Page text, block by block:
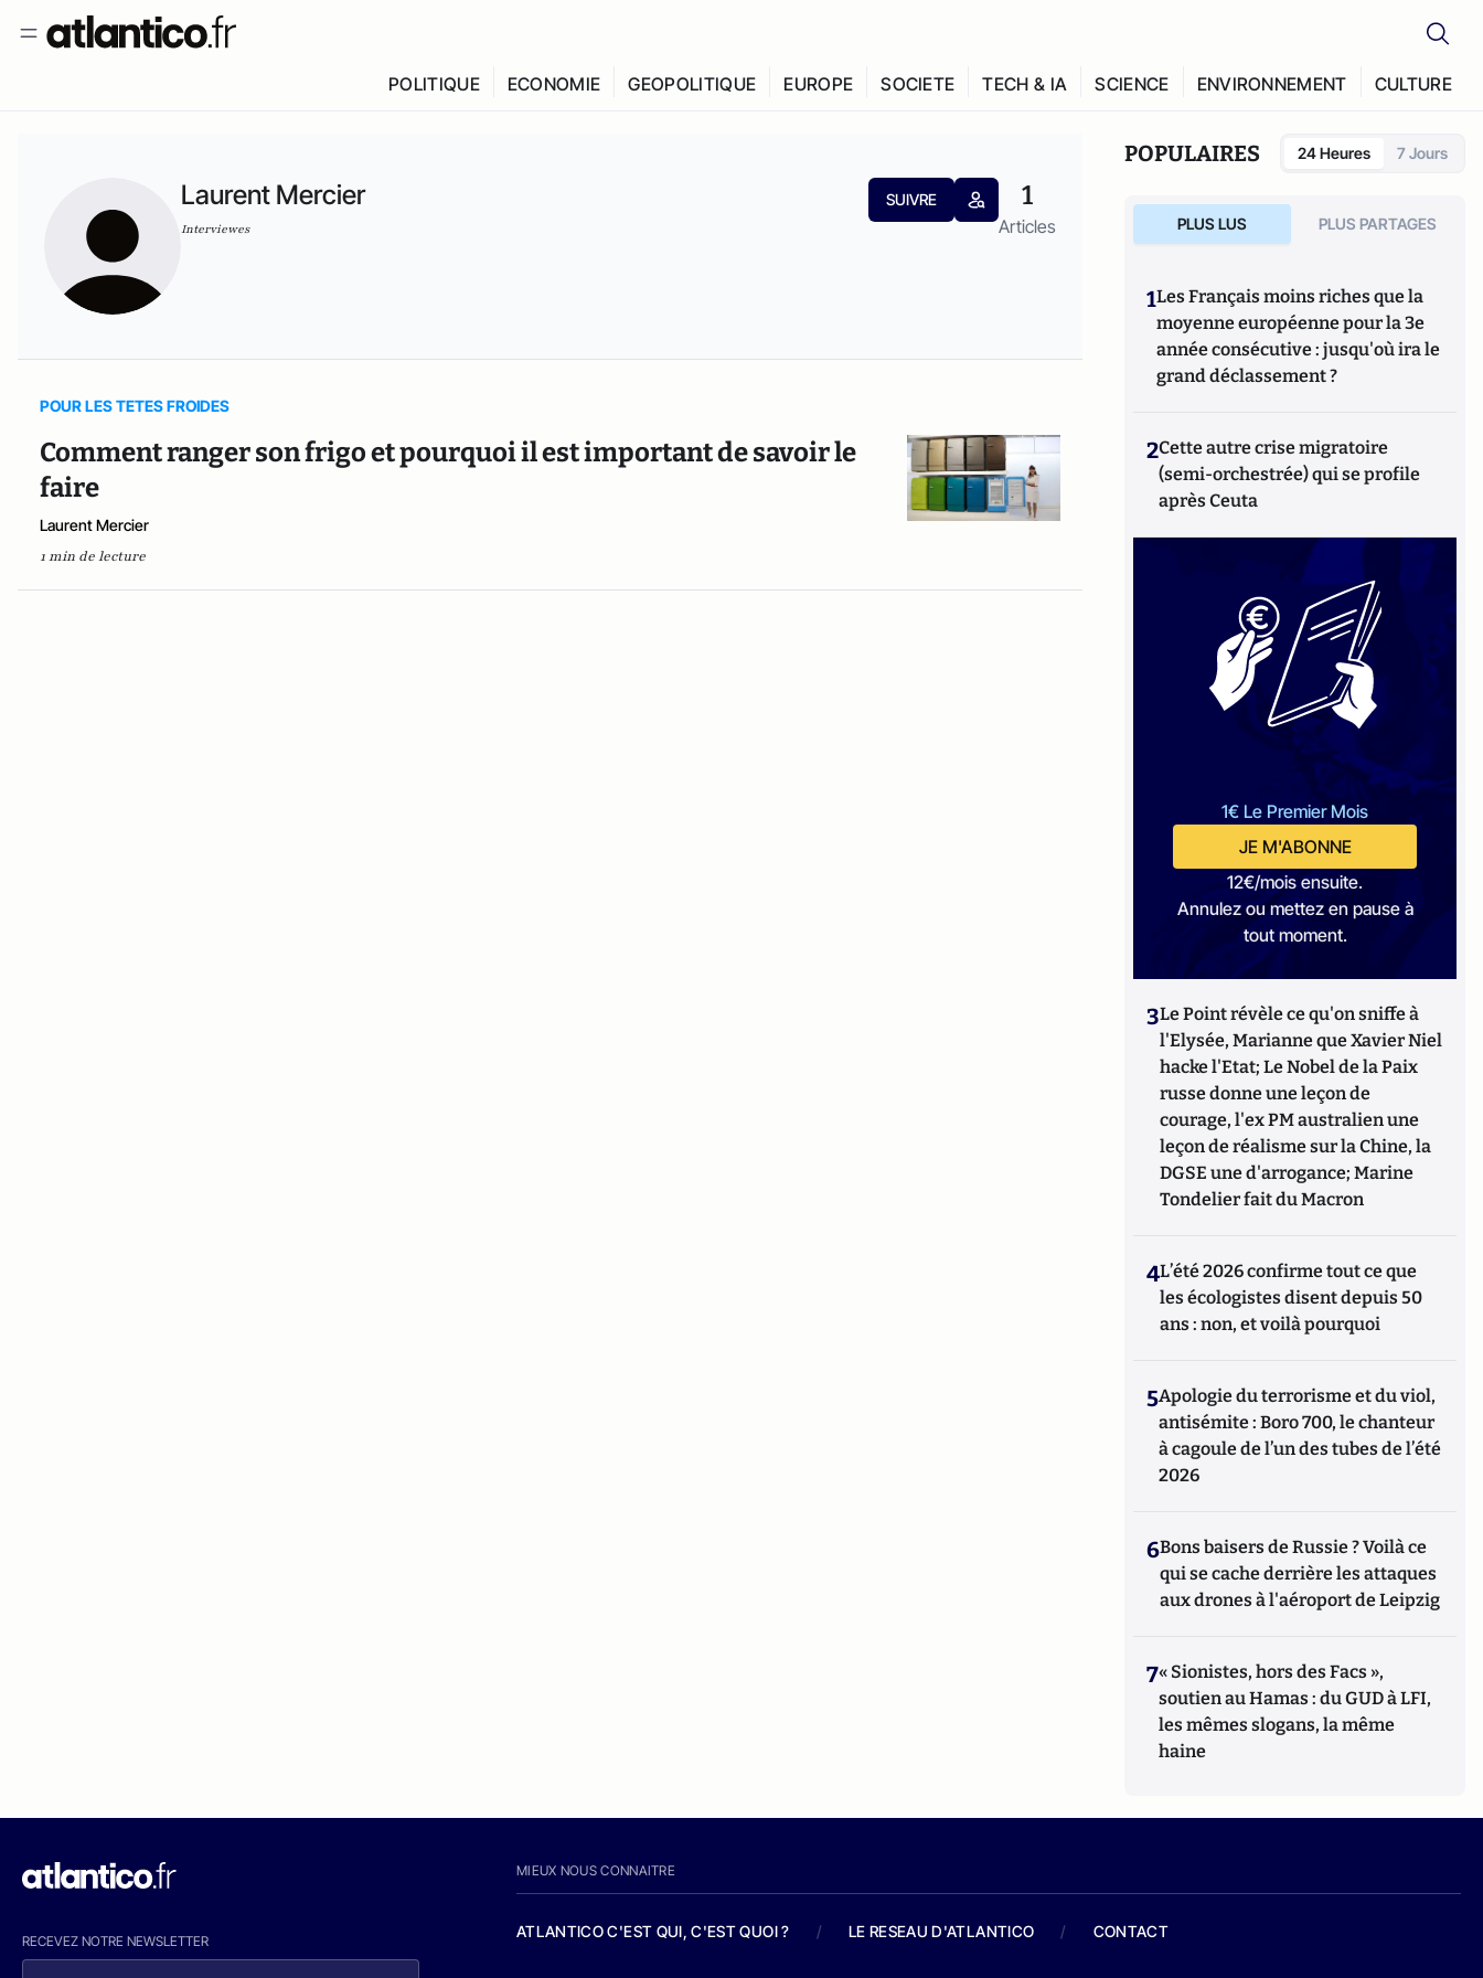
POLITIQUE ECONOMIE GEOPOLITIQUE EUROPE SOCIETE TECH & IA SCIENCE ENVIRONNEMENT CULTURE
Laurent Mercier
Interviewes
SUIVRE 1
Articles
POUR LES TETES FROIDES
Comment ranger son frigo et pourquoi il est important de savoir le
faire
Laurent Mercier
1 min de lecture
POPULAIRES 24 Heures 7 Jours
PLUS LUS PLUS PARTAGES
1Les Français moins riches que la
moyenne européenne pour la 3e
année consécutive : jusqu'où ira le
grand déclassement ?
2Cette autre crise migratoire
(semi-orchestrée) qui se profile
après Ceuta
1€ Le Premier Mois
JE M'ABONNE
12€/mois ensuite.
Annulez ou mettez en pause à
tout moment.
3Le Point révèle ce qu'on sniffe à
l'Elysée, Marianne que Xavier Niel
hacke l'Etat; Le Nobel de la Paix
russe donne une leçon de
courage, l'ex PM australien une
leçon de réalisme sur la Chine, la
DGSE une d'arrogance; Marine
Tondelier fait du Macron
4L’été 2026 confirme tout ce que
les écologistes disent depuis 50
ans : non, et voilà pourquoi
5Apologie du terrorisme et du viol,
antisémite : Boro 700, le chanteur
à cagoule de l’un des tubes de l’été
2026
6Bons baisers de Russie ? Voilà ce
qui se cache derrière les attaques
aux drones à l'aéroport de Leipzig
7« Sionistes, hors des Facs »,
soutien au Hamas : du GUD à LFI,
les mêmes slogans, la même
haine
RECEVEZ NOTRE NEWSLETTER
MIEUX NOUS CONNAITRE
ATLANTICO C'EST QUI, C'EST QUOI ? / LE RESEAU D'ATLANTICO / CONTACT